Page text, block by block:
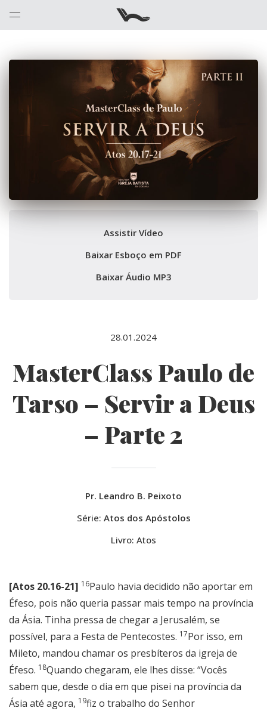
Assistir Vídeo
Baixar Esboço em PDF
Baixar Áudio MP3
28.01.2024
MasterClass Paulo de
Tarso – Servir a Deus
– Parte 2
Pr. Leandro B. Peixoto
Série: Atos dos Apóstolos
Livro: Atos
[Atos 20.16-21] 16Paulo havia decidido não aportar em
Éfeso, pois não queria passar mais tempo na província
da Ásia. Tinha pressa de chegar a Jerusalém, se
possível, para a Festa de Pentecostes. 17Por isso, em
Mileto, mandou chamar os presbíteros da igreja de
Éfeso. 18Quando chegaram, ele lhes disse: “Vocês
sabem que, desde o dia em que pisei na província da
Ásia até agora, 19fiz o trabalho do Senhor